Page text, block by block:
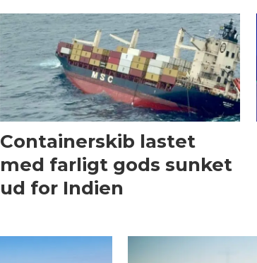
Containerskib lastet
med farligt gods sunket
ud for Indien